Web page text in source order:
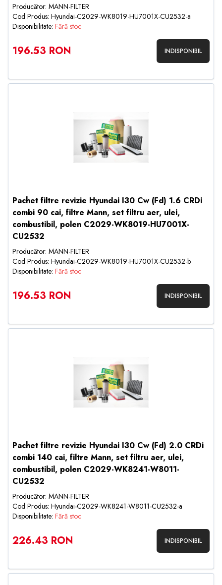
Producător: MANN-FILTER
Cod Produs: Hyundai-C2029-WK8019-HU7001X-CU2532-a
Disponibilitate: Fără stoc
196.53 RON INDISPONIBIL
Pachet filtre revizie Hyundai I30 Cw (Fd) 1.6 CRDi
combi 90 cai, filtre Mann, set filtru aer, ulei,
combustibil, polen C2029-WK8019-HU7001X-
CU2532
Producător: MANN-FILTER
Cod Produs: Hyundai-C2029-WK8019-HU7001X-CU2532-b
Disponibilitate: Fără stoc
196.53 RON INDISPONIBIL
Pachet filtre revizie Hyundai I30 Cw (Fd) 2.0 CRDi
combi 140 cai, filtre Mann, set filtru aer, ulei,
combustibil, polen C2029-WK8241-W8011-
CU2532
Producător: MANN-FILTER
Cod Produs: Hyundai-C2029-WK8241-W8011-CU2532-a
Disponibilitate: Fără stoc
226.43 RON INDISPONIBIL